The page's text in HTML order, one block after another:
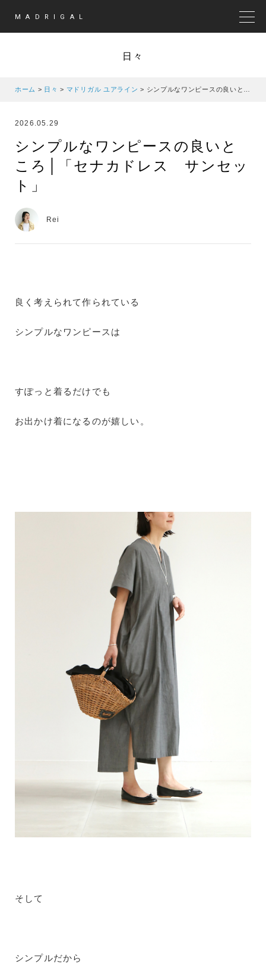
MADRIGAL
日々
ホーム > 日々 > マドリガル ユアライン > シンプルなワンピースの良いところ│「セナカドレス サンセット」
2026.05.29
シンプルなワンピースの良いと
ころ│「セナカドレス サンセッ
ト」
Rei
良く考えられて作られている
シンプルなワンピースは
すぽっと着るだけでも
お出かけ着になるのが嬉しい。
そして
シンプルだから